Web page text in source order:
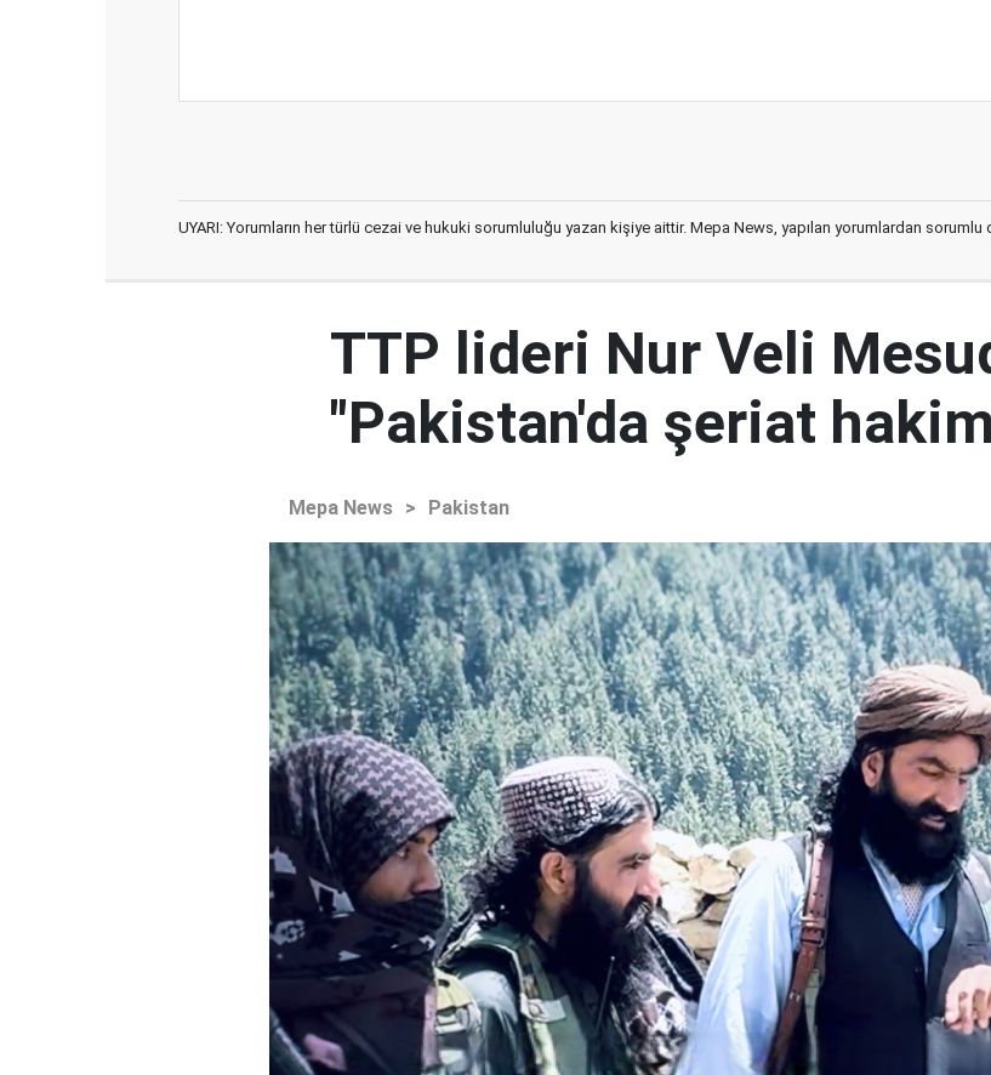
UYARI: Yorumların her türlü cezai ve hukuki sorumluluğu yazan kişiye aittir. Mepa News, yapılan yorumlardan sorumlu
TTP lideri Nur Veli
"Pakistan'da şeriat
Mepa News > Pakistan